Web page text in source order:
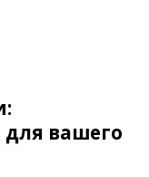
для вашего